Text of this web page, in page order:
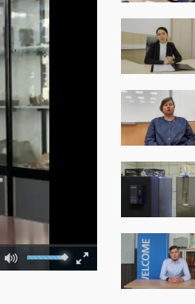
00:00